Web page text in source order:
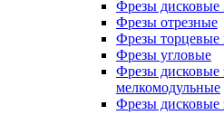
Фрезы дисковые
Фрезы отрезные
Фрезы торцевые
Фрезы угловые
Фрезы дисковые
мелкомодульные
Фрезы дисковые